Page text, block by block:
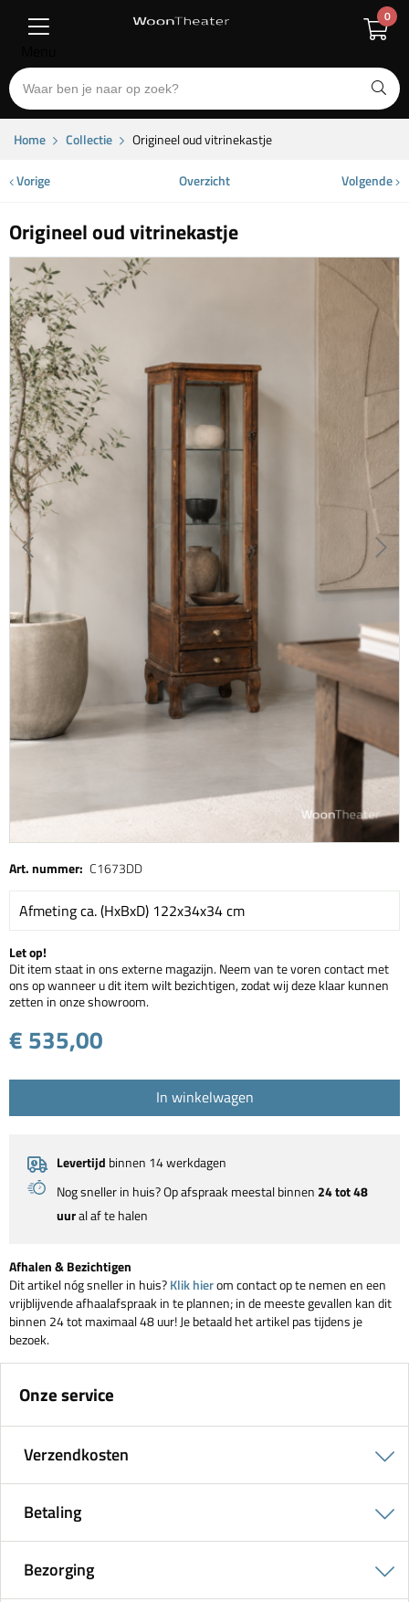
0
Home Collectie Origineel oud vitrinekastje
Vorige Overzicht Volgende
Origineel oud vitrinekastje
Art. nummer: C1673DD
Afmeting ca. (HxBxD) 122x34x34 cm
Let op!
Dit item staat in ons externe magazijn. Neem van te voren contact met
ons op wanneer u dit item wilt bezichtigen, zodat wij deze klaar kunnen
zetten in onze showroom.
€ 535,00
In winkelwagen
Levertijd binnen 14 werkdagen
Nog sneller in huis? Op afspraak meestal binnen 24 tot 48
uural af te halen
Afhalen & Bezichtigen
Dit artikel nóg sneller in huis?Klik hierom contact op te nemen en een
vrijblijvende afhaalafspraak in te plannen; in de meeste gevallen kan dit
binnen 24 tot maximaal 48 uur! Je betaald het artikel pas tijdens je
bezoek.
Onze service
Verzendkosten
Betaling
Bezorging